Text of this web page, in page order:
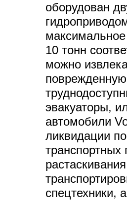
оборудован
10 тонн
можно
поврежденную
эвакуаторы,
автомобили
ликвидации
транспортных
спецтехники,